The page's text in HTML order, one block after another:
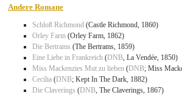
Andere Romane
Schloß Richmond (Castle Richmond, 1860)
Orley Farm (Orley Farm, 1862)
Die Bertrams (The Bertrams, 1859)
Eine Liebe in Frankreich (DNB, La Vendée, 1850)
Miss Mackenzies Mut zu lieben (DNB; Miss
Cecilia (DNB; Kept In The Dark, 1882)
Die Claverings (DNB, The Claverings, 1867)